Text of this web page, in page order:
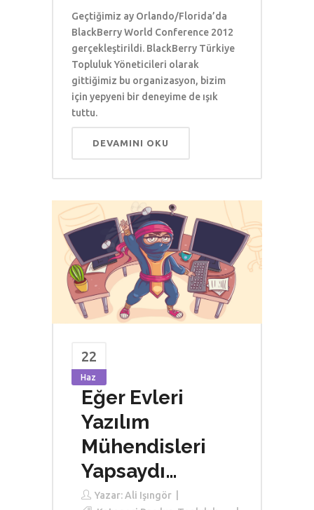
Geçtiğimiz ay Orlando/Florida’da
BlackBerry World Conference 2012
gerçekleştirildi. BlackBerry Türkiye
Topluluk Yöneticileri olarak
gittiğimiz bu organizasyon, bizim
için yepyeni bir deneyime de ışık
tuttu.
DEVAMINI OKU
22
Haz
Eğer Evleri
Yazılım
Mühendisleri
Yapsaydı…
Yazar:Ali Işıngör